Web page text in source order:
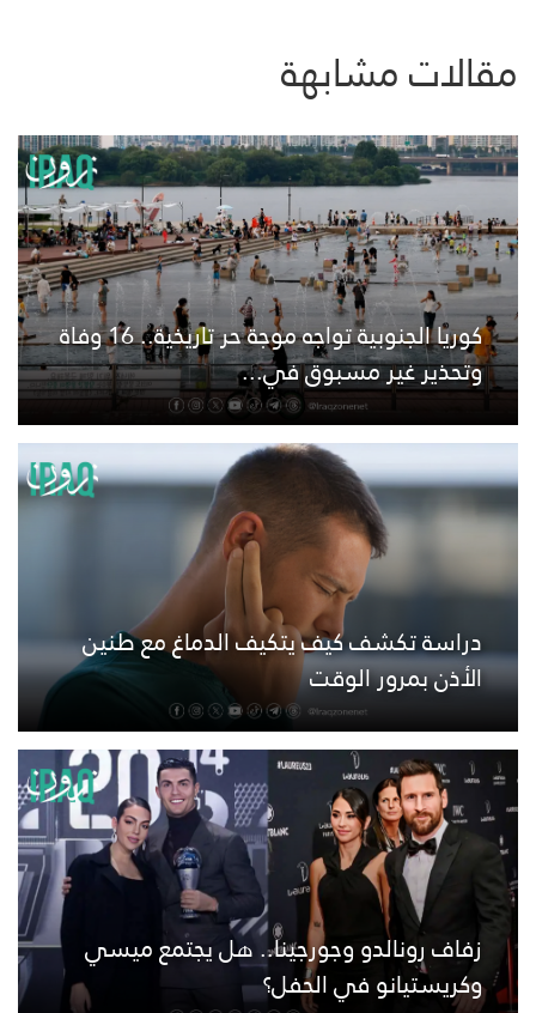
مقالات مشابهة
كوريا الجنوبية تواجه موجة حر تاريخية.. 16 وفاة
وتحذير غير مسبوق في...
دراسة تكشف كيف يتكيف الدماغ مع طنين
الأذن بمرور الوقت
زفاف رونالدو وجورجينا.. هل يجتمع ميسي
وكريستيانو في الحفل؟